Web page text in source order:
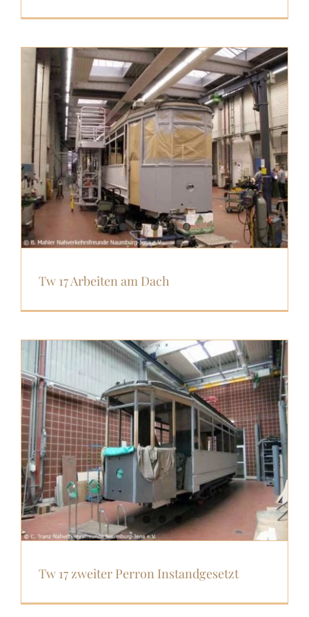
Tw 17 Arbeiten am Dach
Tw 17 zweiter Perron Instandgesetzt